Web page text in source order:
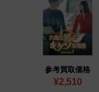
参考買取価格
¥2,510